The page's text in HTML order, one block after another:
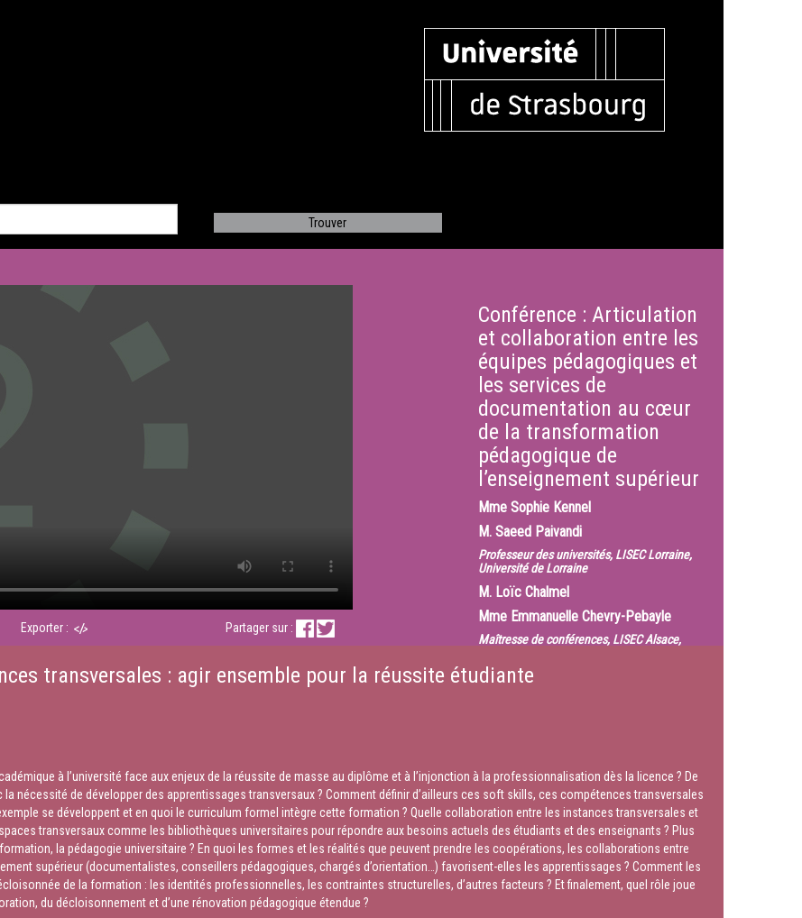
Exporter : Partager sur :
Conférence : Articulation
et collaboration entre les
équipes pédagogiques et
les services de
documentation au cœur
de la transformation
pédagogique de
l’enseignement supérieur
Mme Sophie Kennel
M. Saeed Paivandi
Professeur des universités, LISEC Lorraine,
Université de Lorraine
M. Loïc Chalmel
Mme Emmanuelle Chevry-Pebayle
Maîtresse de conférences, LISEC Alsace,
Mme Muriel Frisch
Université de Strasbourg
M. Marc Trestini
Maître de conférences, LISEC Alsace,
Université de Strasbourg
M. Marc Weisser
Professeur des universités, LISEC Alsace,
transversales : agir ensemble pour la réussite étudiante
à l’université face aux enjeux de la réussite de masse au diplôme et à l’injonction à la professionnalisation dès la licence ? De
nécessité de développer des apprentissages transversaux ? Comment définir d’ailleurs ces soft skills, ces compétences transversales
se développent et en quoi le curriculum formel intègre cette formation ? Quelle collaboration entre les instances transversales et
transversaux comme les bibliothèques universitaires pour répondre aux besoins actuels des étudiants et des enseignants ? Plus
la pédagogie universitaire ? En quoi les formes et les réalités que peuvent prendre les coopérations, les collaborations entre
supérieur (documentalistes, conseillers pédagogiques, chargés d’orientation…) favorisent-elles les apprentissages ? Comment les
de la formation : les identités professionnelles, les contraintes structurelles, d’autres facteurs ? Et finalement, quel rôle joue
du décloisonnement et d’une rénovation pédagogique étendue ?